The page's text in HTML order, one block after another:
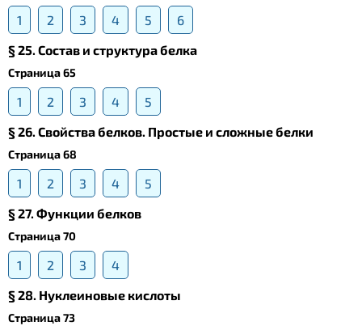
1 2 3 4 5
6
§ 25. Состав и структура белка
Страница 65
1 2 3 4
5
§ 26. Свойства белков. Простые и сложные белки
Страница 68
1 2 3 4
5
§ 27. Функции белков
Страница 70
1 2 3
4
§ 28. Нуклеиновые кислоты
Страница 73